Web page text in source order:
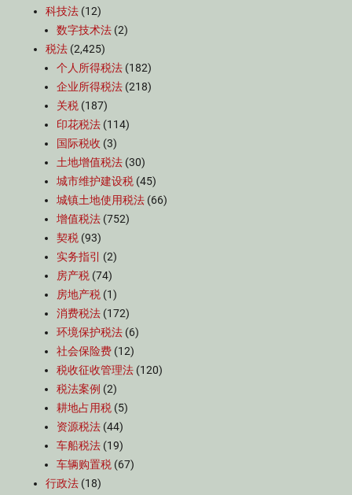
科技法 (12)
数字技术法 (2)
税法 (2,425)
个人所得税法 (182)
企业所得税法 (218)
关税 (187)
印花税法 (114)
国际税收 (3)
土地增值税法 (30)
城市维护建设税 (45)
城镇土地使用税法 (66)
增值税法 (752)
契税 (93)
实务指引
(2)
房产税 (74)
房地产税 (1)
消费税法 (172)
环境保护税法 (6)
社会保险费 (12)
税收征收管理法 (120)
税法案例 (2)
耕地占用税 (5)
资源税法 (44)
车船税法 (19)
车辆购置税 (67)
行政法 (18)